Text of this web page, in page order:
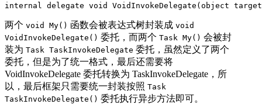
internal delegate void VoidInvokeDelegate(object
两个 void My() 函数会被表达式树封装成 void
VoidInvokeDelegate() 委托，而两个 Task My() 会被封
装为 Task TaskInvokeDelegate 委托，虽然定义了两个
委托，但是为了统一格式，最后还需要将
VoidInvokeDelegate 委托转换为 TaskInvokeDelegate，所
以，最后框架只需要统一封装按照 Task
TaskInvokeDelegate() 委托执行异步方法即可。